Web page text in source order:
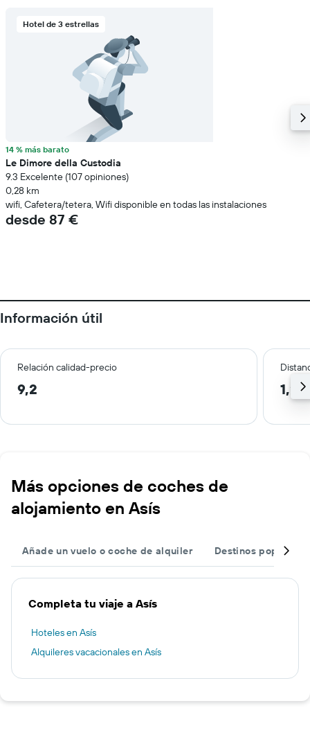
Hotel de 3 estrellas
14 % más barato
Le Dimore della Custodia
9.3 Excelente (107 opiniones)
0,28 km
wifi, Cafetera/tetera, Wifi disponible en todas las instalaciones
desde 87 €
Información útil
Relación calidad-precio
9,2 1,2
Más opciones de coches de
alojamiento en Asís
Añade un vuelo o coche de alquiler Destinos populares
Completa tu viaje a Asís
Hoteles en Asís
Alquileres vacacionales en Asís